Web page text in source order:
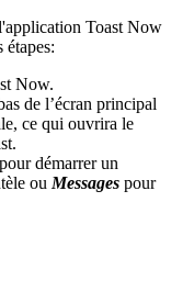
Toast Now
étapes:
Now.
de l’écran principal
ce qui ouvrira le
pour démarrer un
ou Messages pour